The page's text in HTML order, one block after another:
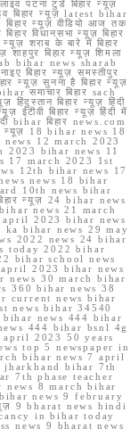
लाइव पटना टुडे बिहार न्यूज़
बिहार न्यूज़ latest bihar
न्यूज़ वीडियो आज तक
विधानसभा न्यूज़ बिहार
न्यूज़ शराब के बारे में बिहार
शाहपुर बिहार न्यूज़ शिमला
bihar news sharab
बिहार न्यूज़ समस्तीपुर
न्यूज़ सुनना है बिहार न्यूज़
समाचार बिहार sach
हिंदुस्तान बिहार न्यूज़ हिंदी
ईटीवी बिहार न्यूज़ हिंदी में
bihar बिहार news.com
न्यूज़ 18 bihar news 18
12 march 2023
2023 bihar news 11
17 march 2023 1st
12th bihar news 17
news 18 bihar
10th news bihar
न्यूज़ 24 bihar news
bihar news 21 march
2023 bihar news
ka bihar news 29 may
2022 news 24 bihar
today 2022 bihar
bihar school news
2023 bihar news
news 30 march bihar
360 bihar news 38
current news bihar
news bihar 34540
news 444 bihar
444 bihar bsnl 4g
2023 50 years
top 5 newspaper in
bihar news 7 april
jharkhand bihar 7th
7th phase teacher
8 march bihar
news 9 february
9 bharat news hindi
in bihar today
news 9 bharat news